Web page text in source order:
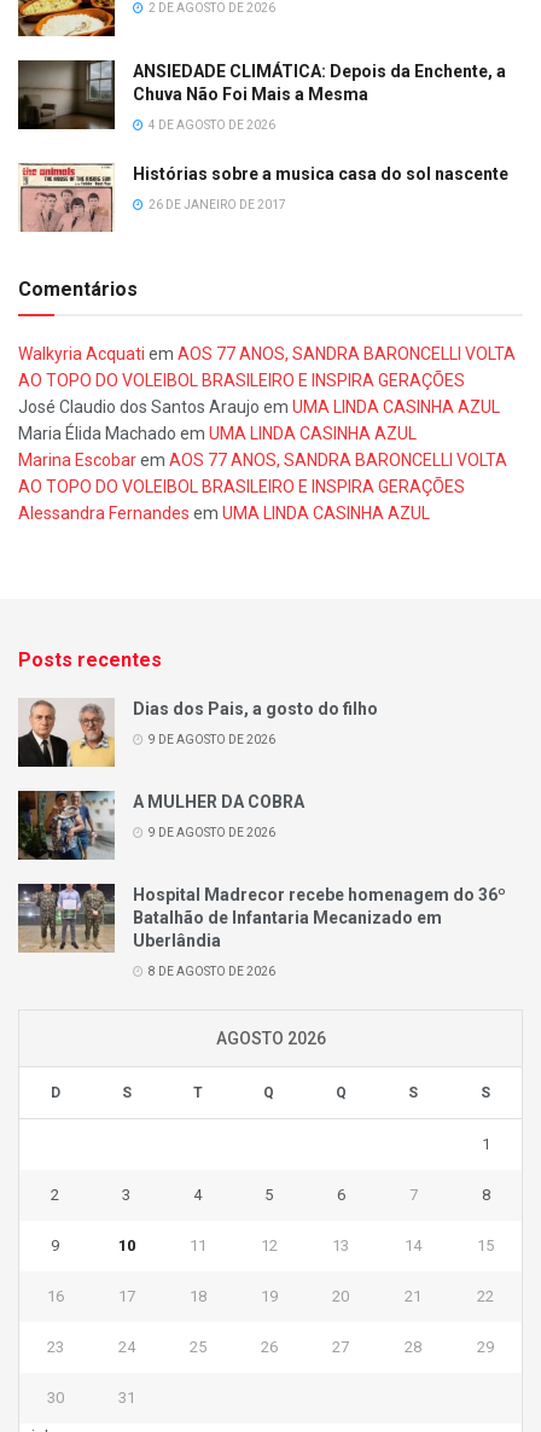
2 DE AGOSTO DE 2026
ANSIEDADE CLIMÁTICA: Depois da Enchente, a
Chuva Não Foi Mais a Mesma
4 DE AGOSTO DE 2026
Histórias sobre a musica casa do sol nascente
26 DE JANEIRO DE 2017
Comentários
Walkyria Acquati em AOS 77 ANOS, SANDRA BARONCELLI VOLTA
AO TOPO DO VOLEIBOL BRASILEIRO E INSPIRA GERAÇÕES
José Claudio dos Santos Araujo em UMA LINDA CASINHA AZUL
Maria Élida Machado em UMA LINDA CASINHA AZUL
Marina Escobarem AOS 77 ANOS, SANDRA BARONCELLI VOLTA
AO TOPO DO VOLEIBOL BRASILEIRO E INSPIRA GERAÇÕES
Alessandra Fernandes em UMA LINDA CASINHA AZUL
Posts recentes
Dias dos Pais, a gosto do filho
9 DE AGOSTO DE 2026
A MULHER DA COBRA
9 DE AGOSTO DE 2026
Hospital Madrecor recebe homenagem do 36º
Batalhão de Infantaria Mecanizado em
Uberlândia
8 DE AGOSTO DE 2026
AGOSTO 2026
D S T Q Q S S
1
2 3 4 5 6 7 8
9 10 11 12 13 14 15
16 17 18 19 20 21 22
23 24 25 26 27 28 29
30 31